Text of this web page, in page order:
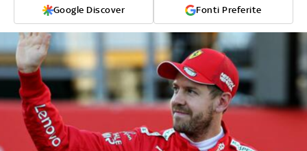
Google Discover Fonti Preferite